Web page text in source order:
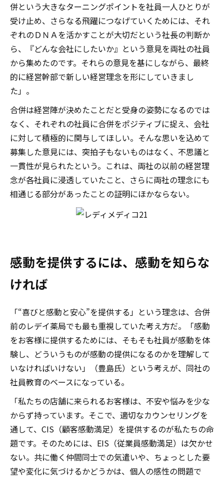
併という大きなターニングポイントを社員一人ひとりが
受け止め、さらなる飛躍につなげていくためには、それ
ぞれのＤＮＡを活かすことが大切だという社長の判断か
ら、『どんな会社にしたいか』という意見を両社の社員
から集めたのです。それらの意見を基にしながら、最終
的に経営幹部で新しい経営理念を形にしていきまし
た」。
合併は経営陣が決めたことだと受身の姿勢になるのでは
なく、それぞれの社員に合併をポジティブに捉え、会社
に対して積極的に関与してほしい。そんな思いを込めて
募集した意見には、突拍子もないものはなく、不思議と
一貫性が見られたという。これは、両社の以前の経営理
念が各社員に浸透していたこと、さらに両社の理念にも
相通じる部分があったことの証明にほかならない。
感動を提供するには、感動を知らな
ければ
「“喜びと感動と安心”を提供する」という理念は、合併
前のレデイ薬局でも最も重視していた考え方だ。「感動
をお客様に提供するためには、そもそも社員が感動を体
験し、どういうものが感動の提供になるのかを理解して
いなければいけない」（豊島氏）という考えが、同社の
社員教育のベースになっている。
「私たちの店舗に来られるお客様は、不安や悩みを少な
からず持っています。そこで、適切なカウンセリングを
通して、CIS（顧客感動満足）を提供するのが私たちの命
題です。そのためには、EIS（従業員感動満足）は欠かせ
ない。共に働く仲間同士での気遣いや、ちょっとした要
望や変化に気づけるかどうかは、個人の感性の問題で